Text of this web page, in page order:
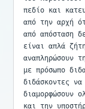
πεδίο και
από την αρχή
από απόσταση
είναι απλά
αναπληρώσουν
με πρόσωπο
διδάσκοντες να
διαμορφώσουν
και την